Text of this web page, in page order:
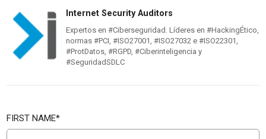
Internet Security Auditors
Expertos en #Ciberseguridad. Líderes en #HackingÉtico,
normas #PCI, #ISO27001, #ISO27032 e #ISO22301,
#ProtDatos, #RGPD, #Ciberinteligencia y
#SeguridadSDLC
FIRST NAME*